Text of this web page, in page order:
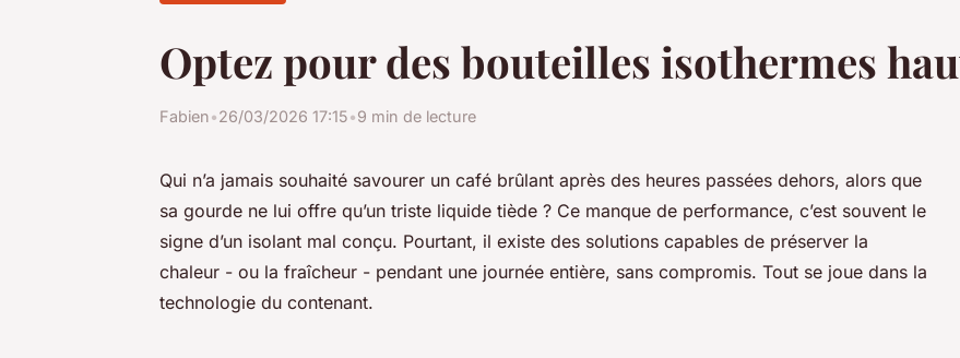
Optez pour des bouteilles isothermes
Fabien•26/03/2026 17:15•9 min de lecture
Qui n’a jamais souhaité savourer un café brûlant après des heures passées dehors, alors que
sa gourde ne lui offre qu’un triste liquide tiède ? Ce manque de performance, c’est souvent le
signe d’un isolant mal conçu. Pourtant, il existe des solutions capables de préserver la
chaleur - ou la fraîcheur - pendant une journée entière, sans compromis. Tout se joue dans la
technologie du contenant.